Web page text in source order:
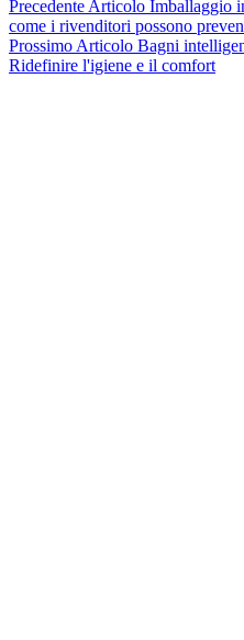
Precedente Articolo Imballaggio
come i rivenditori possono
Prossimo Articolo Bagni
Ridefinire l'igiene e il comfort